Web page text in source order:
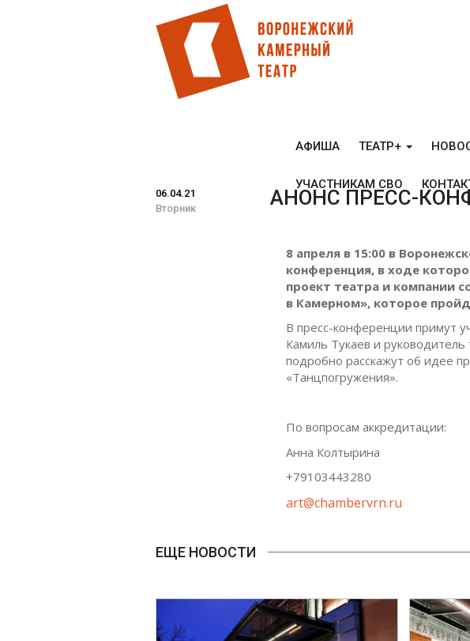
АФИША ТЕАТР+
УЧАСТНИКАМ СВО
06.04.21
Вторник
АНОНС ПРЕСС-
8 апреля в 15:00 в
конференция, в ходе
проект театра и компании
в Камерном», которое
В пресс-конференции примут
Камиль Тукаев и
подробно расскажут об идее
«Танцпогружения».
По вопросам аккредитации:
Анна Колтырина
+79103443280
art@chambervrn.ru
ЕЩЕ НОВОСТИ